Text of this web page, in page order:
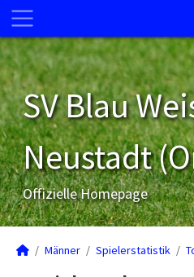
SV Blau
Neustadt
Offizielle Homepage
Männer Spielerstatistik